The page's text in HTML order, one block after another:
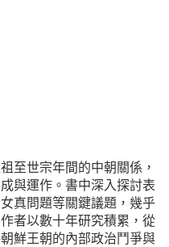
至世宗年間的中朝關係，
與運作。書中深入探討表
真問題等關鍵議題，幾乎
者以數十年研究積累，從
鮮王朝的內部政治鬥爭與